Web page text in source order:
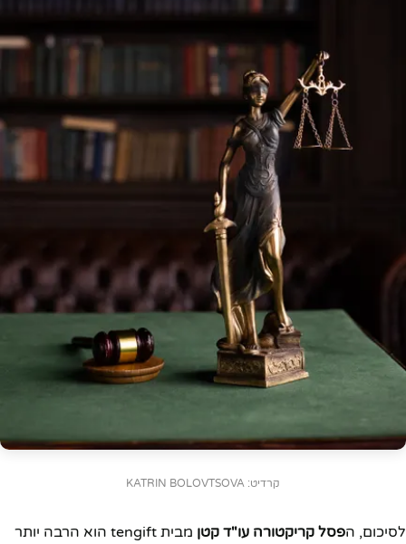
קרדיט: KATRIN BOLOVTSOVA
לסיכום, הפסל קריקטורה עו"ד קטן
מבית tengift הוא הרבה יותר